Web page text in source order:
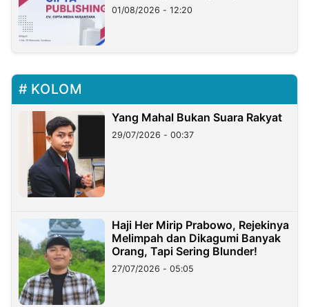
01/08/2026 - 12:20
KOLOM
Yang Mahal Bukan Suara Rakyat
29/07/2026 - 00:37
Haji Her Mirip Prabowo, Rejekinya
Melimpah dan Dikagumi Banyak
Orang, Tapi Sering Blunder!
27/07/2026 - 05:05